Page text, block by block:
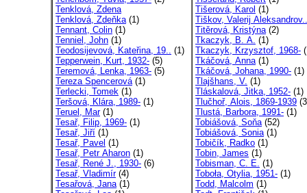
Tenklová, Zdena
Tenklová, Zdeňka(1)
Tennant, Colin (1)
Tenniel, John (1)
Teodosijevová, Kateřina, 19.. (1)
Tepperwein, Kurt, 1932- (5)
Teremová, Lenka, 1963- (5)
Tereza Spencerová(1)
Terlecki, Tomek (1)
Teršová, Klára, 1989- (1)
Teruel, Mar(1)
Tesař, Filip, 1969- (1)
Tesař, Jiří (1)
Tesař, Pavel (1)
Tesař, Petr Aharon (1)
Tesař, René J., 1930- (6)
Tesař, Vladimír(4)
Tesařová, Jana(1)
Tišerová, Karol (1)
Tiškov, Valerij Aleksandrov..
Titěrová, Kristýna(2)
Tkaczyk, B. A. (1)
Tkaczyk, Krzysztof, 1968-
Tkáčová, Anna(1)
Tkáčová, Johana, 1990- (1)
Tlajšhans, V. (1)
Tláskalová, Jitka, 1952- (1)
Tlučhoř, Alois, 1869-1939
Tlustá, Barbora, 1991- (1)
Tobiášová, Soňa(52)
Tobiášová, Sonia(1)
Tobičík, Radko (1)
Tobin, James (1)
Tobisman, C. E. (1)
Toboła, Otylia, 1951- (1)
Todd, Malcolm (1)